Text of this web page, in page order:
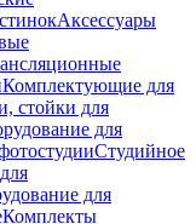
Аксессуары
Комплектующие для
стойки для
для
Студийное
для
Комплекты